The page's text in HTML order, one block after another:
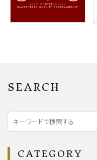
SEARCH
CATEGORY